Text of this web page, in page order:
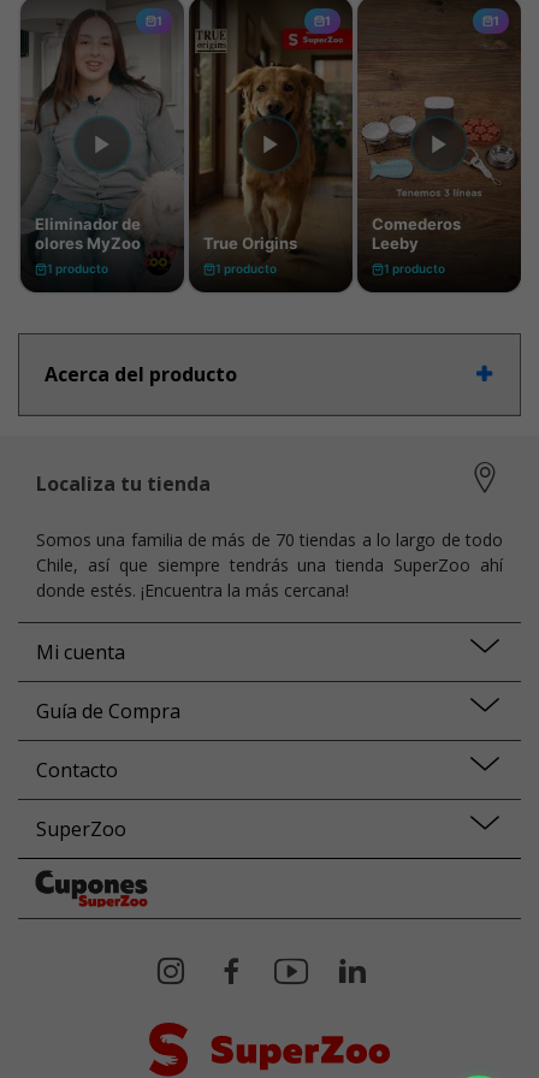
Acerca del producto
Localiza tu tienda
Somos una familia de más de 70 tiendas a lo largo de todo
Chile, así que siempre tendrás una tienda SuperZoo ahí
donde estés. ¡Encuentra la más cercana!
Mi cuenta
Guía de Compra
Contacto
SuperZoo